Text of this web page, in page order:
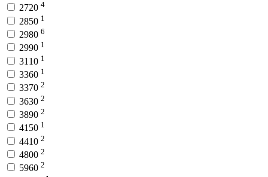
2720 4
2850 1
2980 6
2990 1
3110 1
3360 1
3370 2
3630 2
3890 2
4150 1
4410 2
4800 2
5960 2